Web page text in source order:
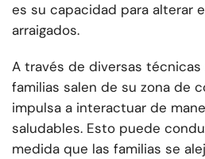
es su capacidad para alterar
arraigados.
A través de diversas
familias salen de su zona de
impulsa a interactuar de
saludables. Esto puede
medida que las familias se